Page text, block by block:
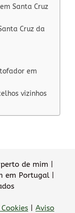
Santa Cruz
Cruz da
em
vizinhos
de mim |
em Portugal |
Aviso